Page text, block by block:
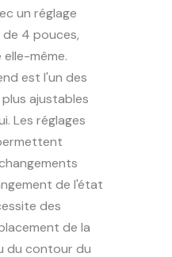
un réglage
4 pouces,
même.
est l'un des
ajustables
Les réglages
de l'état
des
de la
du contour du